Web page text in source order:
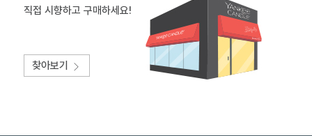
직접 시향하고 구매하세요!
찾아보기